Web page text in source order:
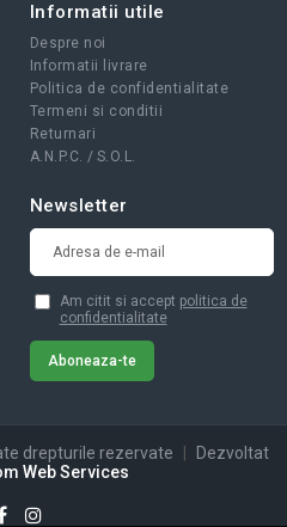
Informatii utile
Despre noi
Informatii livrare
Politica de confidentialitate
Termeni si conditii
Returnari
A.N.P.C. / S.O.L.
Newsletter
Am citit si accept politica de
confidentialitate
drepturile rezervate |
Dezvoltat
Web Services